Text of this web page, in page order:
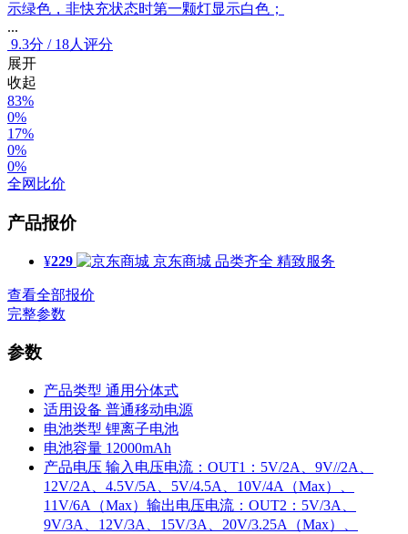
示绿色，非快充状态时第一颗灯显示白色；
...
9.3分 / 18人评分
展开
收起
83%
0%
17%
0%
0%
全网比价
产品报价
¥229 京东商城 品类齐全 精致服务
查看全部报价
完整参数
参数
产品类型 通用分体式
适用设备 普通移动电源
电池类型 锂离子电池
电池容量 12000mAh
产品电压 输入电压电流：OUT1：5V/2A、9V//2A、
12V/2A、4.5V/5A、5V/4.5A、10V/4A（Max）、
11V/6A（Max）输出电压电流：OUT2：5V/3A、
9V/3A、12V/3A、15V/3A、20V/3.25A（Max）、